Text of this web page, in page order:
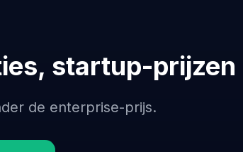
startup-prijzen
de enterprise-prijs.